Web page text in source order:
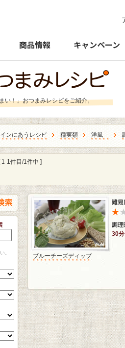
商品情報 キャンペーン
い！」おつまみレシピをご紹介。
ンにあうレシピ 種実類 洋風
1件目/1件中 ]
。
30分
ブルーチーズディップ